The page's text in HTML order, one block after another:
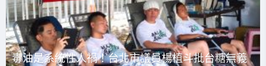
毒油是系統性人禍！台北市議員楊植斗批台糖無義